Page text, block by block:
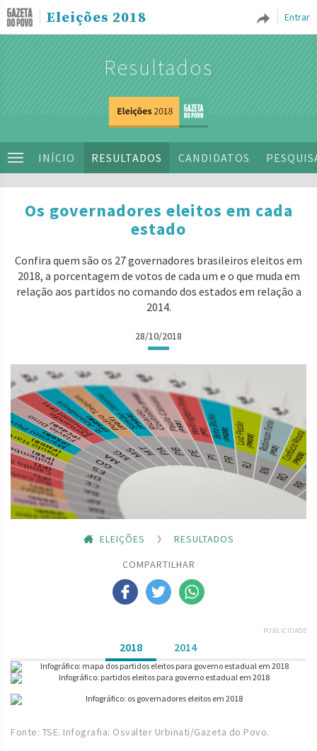
Entrar
Eleições 2018
Resultados
INÍCIO RESULTADOS CANDIDATOS
Os governadores eleitos em cada
estado
Confira quem são os 27 governadores brasileiros eleitos em
2018, a porcentagem de votos de cada um e o que muda em
relação aos partidos no comando dos estados em relação a
2014.
28/10/2018
ELEIÇÕES
RESULTADOS
COMPARTILHAR
PUBLICIDADE
2018 2014
Fonte: TSE. Infografia: Osvalter Urbinati/Gazeta do Povo.